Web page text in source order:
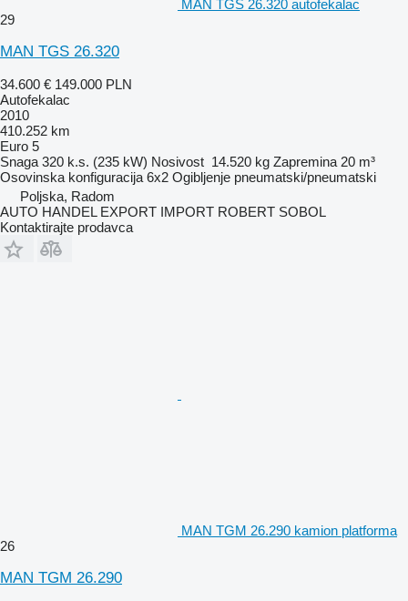
MAN TGS 26.320 autofekalac
29
MAN TGS 26.320
34.600 € 149.000 PLN
Autofekalac
2010
410.252 km
Euro 5
Snaga 320 k.s. (235 kW) Nosivost 14.520 kg Zapremina 20 m³
Osovinska konfiguracija 6x2 Ogibljenje pneumatski/pneumatski
Poljska, Radom
AUTO HANDEL EXPORT IMPORT ROBERT SOBOL
Kontaktirajte prodavca
MAN TGM 26.290 kamion platforma
26
MAN TGM 26.290